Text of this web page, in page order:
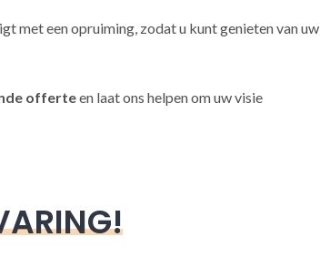
met een opruiming, zodat u kunt genieten van uw
offerteen laat ons helpen om uw visie